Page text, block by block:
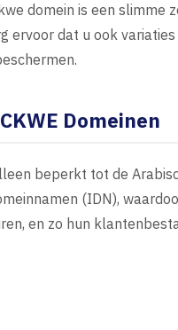
domein is een
ervoor dat u ook
Domeinen
beperkt tot de
(IDN),
en zo hun